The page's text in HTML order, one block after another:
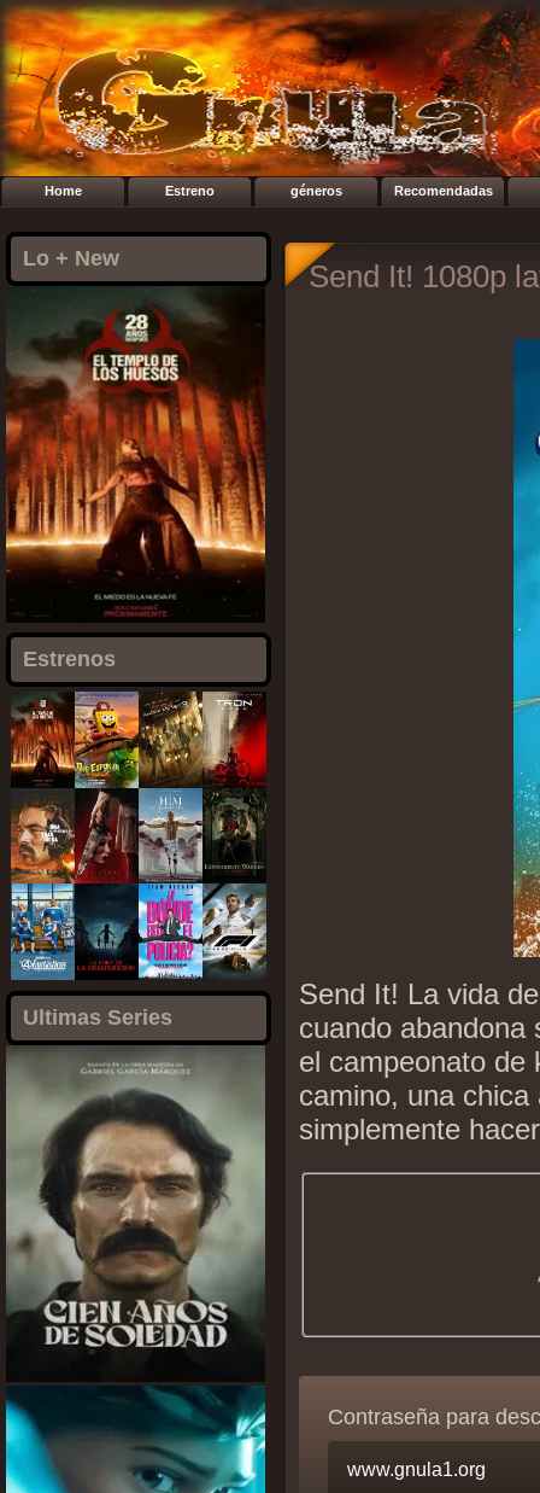
Home Estreno géneros Recomendadas
Lo + New
Estrenos
Ultimas Series
Send It! 1080p
Send It! La vida
cuando abandona
el campeonato de
camino, una
simplemente
Contraseña para